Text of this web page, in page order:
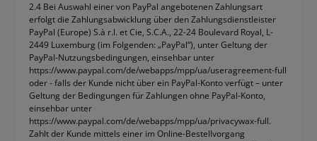
2.4 Bei Auswahl einer von PayPal angebotenen Zahlungsart
erfolgt die Zahlungsabwicklung über den Zahlungsdienstleister
PayPal (Europe) S.à r.l. et Cie, S.C.A., 22-24 Boulevard Royal, L-
2449 Luxemburg (im Folgenden: „PayPal“), unter Geltung der
PayPal-Nutzungsbedingungen, einsehbar unter
https://www.paypal.com/de/webapps/mpp/ua/useragreement-full
oder - falls der Kunde nicht über ein PayPal-Konto verfügt – unter
Geltung der Bedingungen für Zahlungen ohne PayPal-Konto,
einsehbar unter
https://www.paypal.com/de/webapps/mpp/ua/privacywax-full.
Zahlt der Kunde mittels einer im Online-Bestellvorgang